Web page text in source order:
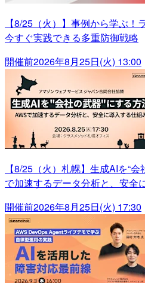
【8/25（火）】事例から学ぶ！
今すぐ実践できる多重防御戦略
開催前2026年8月25日(火) 13:00
【8/25（火）札幌】生成AIを“
で加速するデータ分析と、安全
開催前2026年8月25日(火) 17:30